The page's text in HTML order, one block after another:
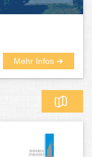
Mehr Infos ➜